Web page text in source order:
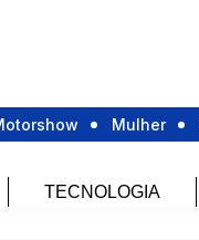
Mulher
TECNOLOGIA